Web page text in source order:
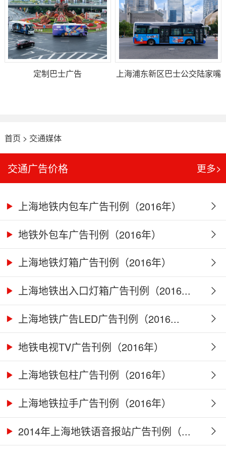
定制巴士广告
上海浦东新区巴士公交陆家嘴
首页 > 交通媒体
交通广告价格 更多>
上海地铁内包车广告刊例（2016年）
地铁外包车广告刊例（2016年）
上海地铁灯箱广告刊例（2016年）
上海地铁出入口灯箱广告刊例（2016...
上海地铁广告LED广告刊例（2016...
地铁电视TV广告刊例（2016年）
上海地铁包柱广告刊例（2016年）
上海地铁拉手广告刊例（2016年）
2014年上海地铁语音报站广告刊例（...